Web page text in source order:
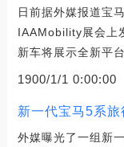
日前据外媒报道宝
IAAMobility展会上
新车将展示全新平
1900/1/1 0:00:00
新一代宝马5系
外媒曝光了一组新